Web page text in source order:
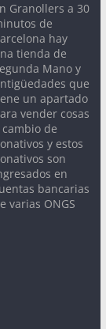
Granollers a 30
de
hay
tienda de
Mano y
que
un apartado
vender cosas
cambio de
y estos
son
en
bancarias
varias ONGS